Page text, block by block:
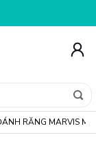
RĂNG MARVIS